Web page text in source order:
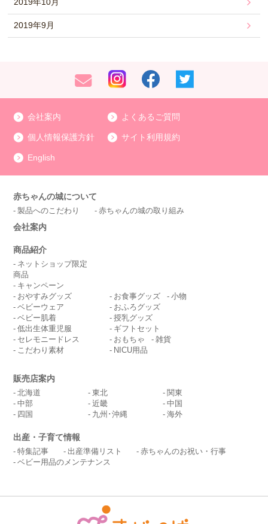
2019年9月
会社案内 よくあるご質問
個人情報保護方針 サイト利用規約
English
赤ちゃんの城について
製品へのこだわり 赤ちゃんの城の取り組み
会社案内
商品紹介
ネットショップ限定
商品
キャンペーン
おやすみグッズ
ベビーウェア
ベビー肌着
低出生体重児服
セレモニードレス
こだわり素材
お食事グッズ
小物
おふろグッズ
授乳グッズ
ギフトセット
おもちゃ
雑貨
NICU用品
販売店案内
北海道 東北
関東
中部
近畿
中国
四国
九州･沖縄 海外
出産・子育て情報
特集記事 出産準備リスト
赤ちゃんのお祝い・行事
ベビー用品のメンテナンス